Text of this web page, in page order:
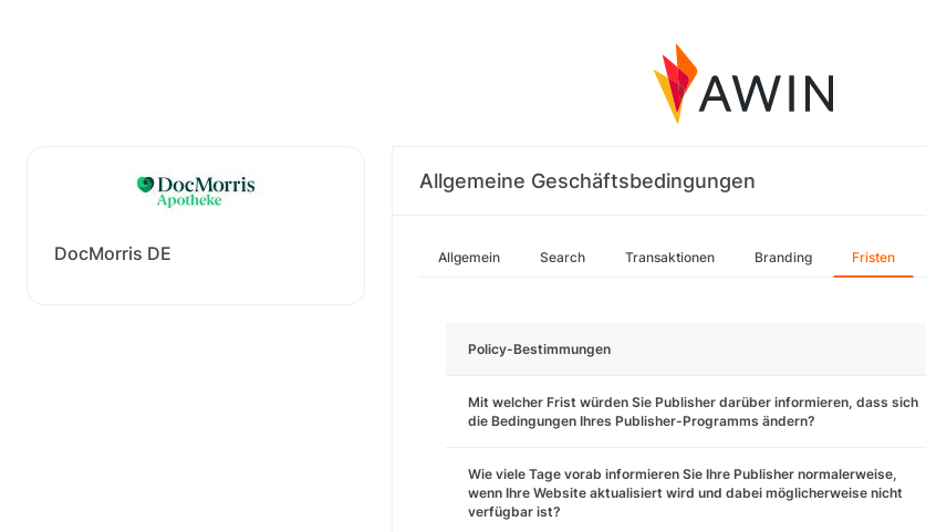
DocMorris DE
Allgemeine Geschäftsbedingungen
Allgemein Search Transaktionen Branding Fristen
Policy-Bestimmungen
Mit welcher Frist würden Sie Publisher darüber informieren, dass sich
die Bedingungen Ihres Publisher-Programms ändern?
Wie viele Tage vorab informieren Sie Ihre Publisher normalerweise,
wenn Ihre Website aktualisiert wird und dabei möglicherweise nicht
verfügbar ist?